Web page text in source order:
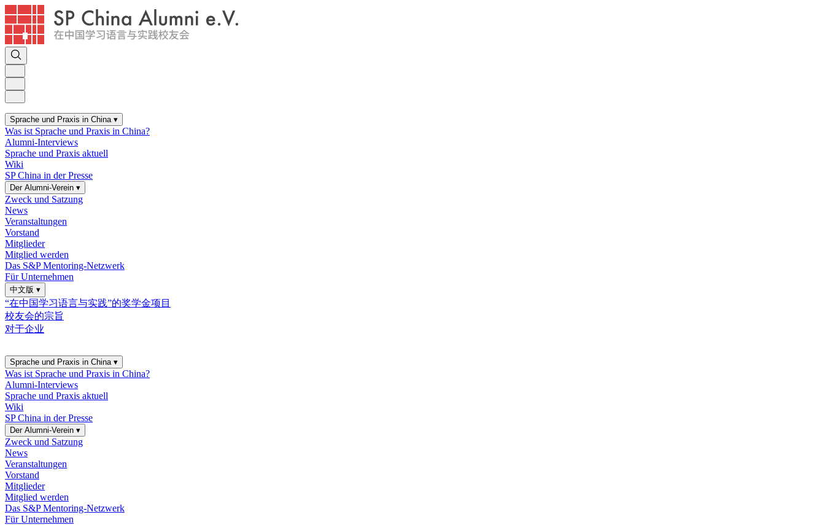
Sprache und Praxis in China ▾
Was ist Sprache und Praxis in China?
Alumni-Interviews
Sprache und Praxis aktuell
Wiki
SP China in der Presse
Der Alumni-Verein ▾
Zweck und Satzung
News
Veranstaltungen
Vorstand
Mitglieder
Mitglied werden
Das S&P Mentoring-Netzwerk
Für Unternehmen
中文版 ▾
“在中国学习语言与实践”的奖学金项目
校友会的宗旨
对于企业
Sprache und Praxis in China ▾
Was ist Sprache und Praxis in China?
Alumni-Interviews
Sprache und Praxis aktuell
Wiki
SP China in der Presse
Der Alumni-Verein ▾
Zweck und Satzung
News
Veranstaltungen
Vorstand
Mitglieder
Mitglied werden
Das S&P Mentoring-Netzwerk
Für Unternehmen